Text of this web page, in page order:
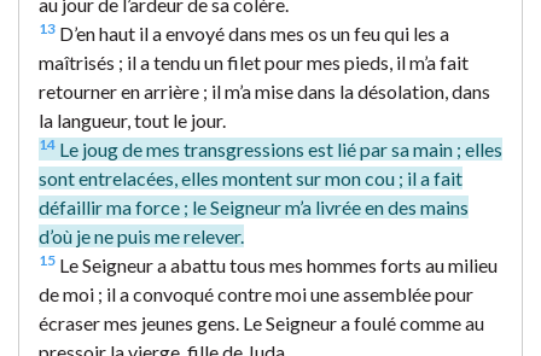
13 D’en haut il a envoyé dans mes os un feu qui les a
maîtrisés ; il a tendu un filet pour mes pieds, il m’a fait
retourner en arrière ; il m’a mise dans la désolation, dans
la langueur, tout le jour.
14 Le joug de mes transgressions est lié par sa main ; elles
sont entrelacées, elles montent sur mon cou ; il a fait
défaillir ma force ; le Seigneur m’a livrée en des mains
d’où je ne puis me relever.
15 Le Seigneur a abattu tous mes hommes forts au milieu
de moi ; il a convoqué contre moi une assemblée pour
écraser mes jeunes gens. Le Seigneur a foulé comme au
pressoir la vierge, fille de Juda.